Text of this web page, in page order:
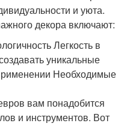
и уюта.
декора включают:
Легкость в
уникальные
Необходимые
вам понадобится
и инструментов. Вот